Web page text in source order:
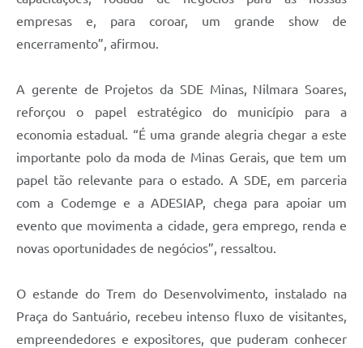
empresas e, para coroar, um grande show de
encerramento”, afirmou.
A gerente de Projetos da SDE Minas, Nilmara Soares,
reforçou o papel estratégico do município para a
economia estadual. “É uma grande alegria chegar a este
importante polo da moda de Minas Gerais, que tem um
papel tão relevante para o estado. A SDE, em parceria
com a Codemge e a ADESIAP, chega para apoiar um
evento que movimenta a cidade, gera emprego, renda e
novas oportunidades de negócios”, ressaltou.
O estande do Trem do Desenvolvimento, instalado na
Praça do Santuário, recebeu intenso fluxo de visitantes,
empreendedores e expositores, que puderam conhecer